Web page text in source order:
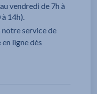
vendredi de 7h à
14h).
notre service de
ligne dès